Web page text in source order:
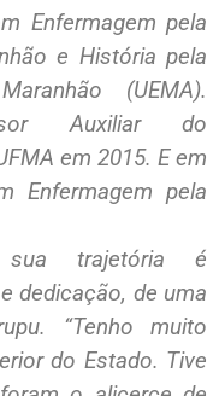
Enfermagem pela
e História pela
(UEMA).
Auxiliar do
em 2015. E em
Enfermagem pela
sua trajetória é
dedicação, de uma
“Tenho muito
do Estado. Tive